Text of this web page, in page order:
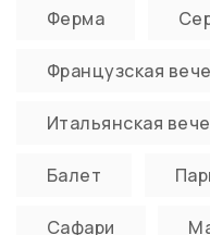
Ферма
Французская
Итальянская
Балет
Сафари